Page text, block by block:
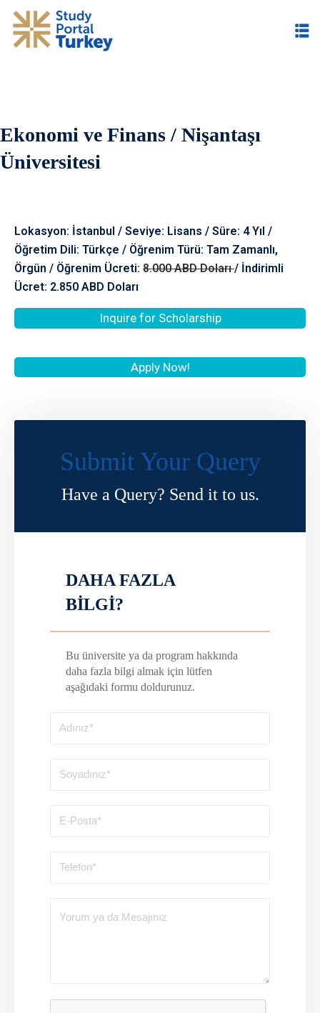
Ekonomi ve Finans / Nişantaşı
Üniversitesi
Lokasyon: İstanbul / Seviye: Lisans / Süre: 4 Yıl /
Öğretim Dili: Türkçe / Öğrenim Türü: Tam Zamanlı,
Örgün / Öğrenim Ücreti: 8.000 ABD Doları/ İndirimli
Ücret: 2.850 ABD Doları
Inquire for Scholarship
Apply Now!
Submit Your Query
Have a Query? Send it to us.
DAHA FAZLA
BİLGİ?
Bu üniversite ya da program hakkında
daha fazla bilgi almak için lütfen
aşağıdaki formu doldurunuz.